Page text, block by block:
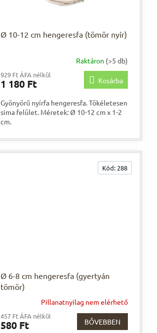
Ø 10-12 cm hengeresfa (tömör nyír)
Raktáron (>5 db)
929 Ft ÁFA nélkül
1 180 Ft Kosárba
Gyönyörű nyírfa hengeresfa. Tökéletesen
sima felület. Méretek: Ø 10-12 cm x 1-2
cm.
Ø 6-8 cm hengeresfa (gyertyán
tömör)
Pillanatnyilag nem elérhető
457 Ft ÁFA nélkül
580 Ft BŐVEBBEN
Kód: 288